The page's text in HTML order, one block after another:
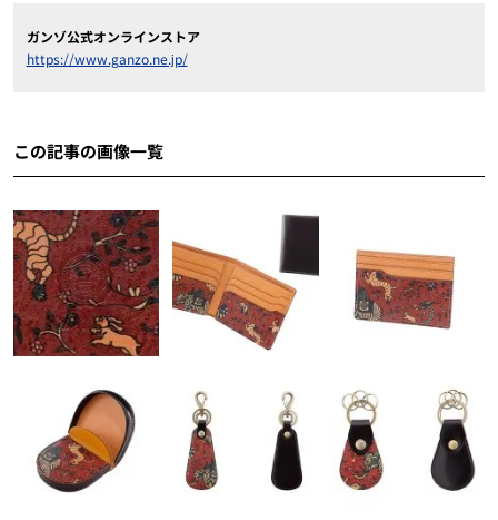
ガンゾ公式オンラインストア
https://www.ganzo.ne.jp/
この記事の画像一覧